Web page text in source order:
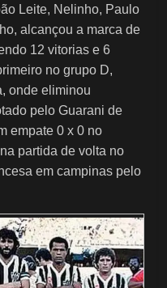
Leite, Nelinho, Paulo
alcançou a marca de
12 vitorias e 6
no grupo D,
onde eliminou
pelo Guarani de
empate 0 x 0 no
partida de volta no
em campinas pelo